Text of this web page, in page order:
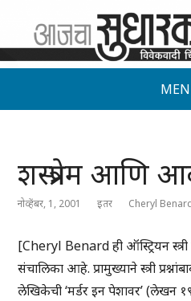
शस्त्रप्रेम आणि
नोव्हेंबर, 1, 2001 इतर Cheryl
[Cheryl Benard ही ऑस्ट्रियन
संचालिका आहे. प्रामुख्याने स्त्री
लेखिकेची ‘मर्डर इन पेशावर’ (लेखन